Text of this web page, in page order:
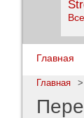
Главная
Главная >